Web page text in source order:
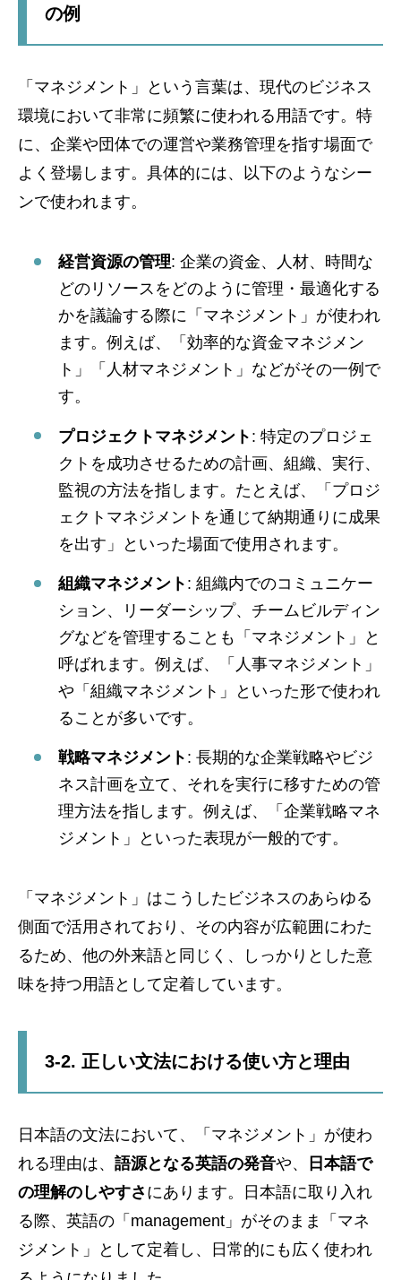
の例
「マネジメント」という言葉は、現代のビジネス
環境において非常に頻繁に使われる用語です。特
に、企業や団体での運営や業務管理を指す場面で
よく登場します。具体的には、以下のようなシー
ンで使われます。
経営資源の管理: 企業の資金、人材、時間な
どのリソースをどのように管理・最適化する
かを議論する際に「マネジメント」が使われ
ます。例えば、「効率的な資金マネジメン
ト」「人材マネジメント」などがその一例で
す。
プロジェクトマネジメント : 特定のプロジェ
クトを成功させるための計画、組織、実行、
監視の方法を指します。たとえば、「プロジ
ェクトマネジメントを通じて納期通りに成果
を出す」といった場面で使用されます。
組織マネジメント : 組織内でのコミュニケー
ション、リーダーシップ、チームビルディン
グなどを管理することも「マネジメント」と
呼ばれます。例えば、「人事マネジメント」
や「組織マネジメント」といった形で使われ
ることが多いです。
戦略マネジメント : 長期的な企業戦略やビジ
ネス計画を立て、それを実行に移すための管
理方法を指します。例えば、「企業戦略マネ
ジメント」といった表現が一般的です。
「マネジメント」はこうしたビジネスのあらゆる
側面で活用されており、その内容が広範囲にわた
るため、他の外来語と同じく、しっかりとした意
味を持つ用語として定着しています。
3-2. 正しい文法における使い方と理由
日本語の文法において、「マネジメント」が使わ
れる理由は、 語源となる英語の発音や、
日本語で
の理解のしやすさ にあります。日本語に取り入れ
る際、英語の「management」がそのまま「マネ
ジメント」として定着し、日常的にも広く使われ